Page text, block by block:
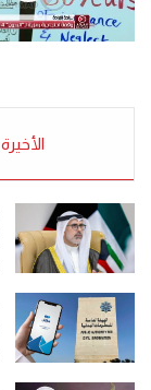
الأحد 5 مايو 2019
5-2019.
الأخيرة